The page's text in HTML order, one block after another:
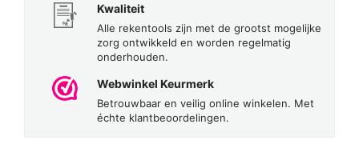
Kwaliteit
Alle rekentools zijn met de grootst mogelijke
zorg ontwikkeld en worden regelmatig
onderhouden.
Webwinkel Keurmerk
Betrouwbaar en veilig online winkelen. Met
échte klantbeoordelingen.